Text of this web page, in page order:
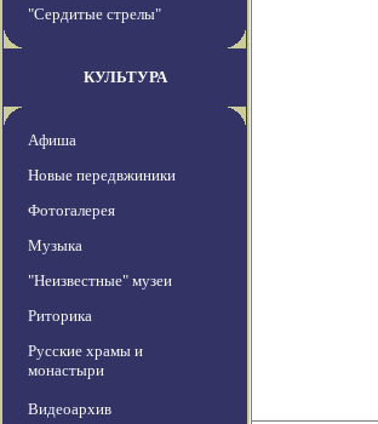
"Сердитые стрелы"
КУЛЬТУРА
Афиша
Новые передвжиники
Фотогалерея
Музыка
"Неизвестные" музеи
Риторика
Русские храмы и
монастыри
Видеоархив